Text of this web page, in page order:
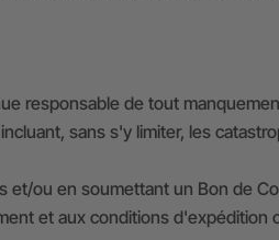
responsable de tout
sans s'y limiter, les
et/ou en soumettant un Bon de
et aux conditions d'expédition